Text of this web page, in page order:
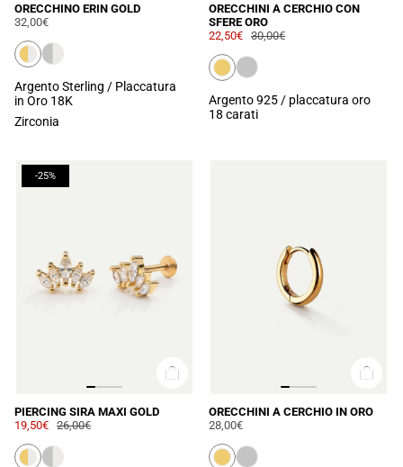
ORECCHINO ERIN GOLD
32,00€
Argento Sterling / Placcatura
in Oro 18K
Zirconia
ORECCHINI A CERCHIO CON
SFERE ORO
22,50€ 30,00€
Argento 925 / placcatura oro
18 carati
-25%
PIERCING SIRA MAXI GOLD
19,50€ 26,00€
ORECCHINI A CERCHIO IN ORO
28,00€